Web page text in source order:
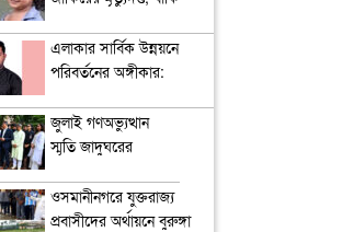
এলাকার সার্বিক উন্নয়নে
পরিবর্তনের অঙ্গীকার:
তামিম জুবায়ের মিনহাজ
জুলাই গণঅভ্যুত্থান
স্মৃতি জাদুঘরের
ওসমানীনগরে যুক্তরাজ্য
প্রবাসীদের অর্থায়নে বুরুঙ্গা